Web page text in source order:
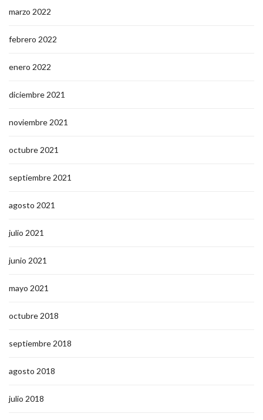
marzo 2022
febrero 2022
enero 2022
diciembre 2021
noviembre 2021
octubre 2021
septiembre 2021
agosto 2021
julio 2021
junio 2021
mayo 2021
octubre 2018
septiembre 2018
agosto 2018
julio 2018